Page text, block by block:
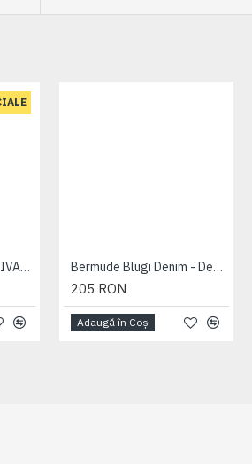
Bermude blugi cargo- IVAN DARK USED - 2XL 3XL 4XL 5XL 6XL 7XL Bermude Blugi Denim - Denim Cargo Shorts - 2XL 3XL 4XL 5XL 6XL 7XL
205 RON
Adaugă în Coş